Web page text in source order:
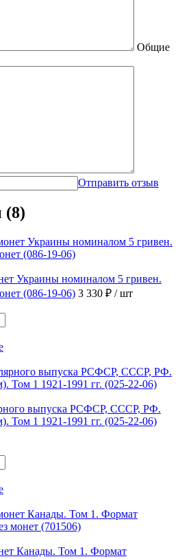
Общие
Отправить отзыв
(8)
Украины номиналом 5 гривен.
(086-19-06) 3 330 ₽ / шт
выпуска РСФСР, СССР, РФ.
Том 1 1921-1991 гг. (025-22-06)
Канады. Том 1. Формат